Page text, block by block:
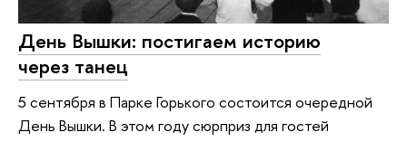
День Вышки: постигаем историю
через танец
5 сентября в Парке Горького состоится очередной
День Вышки. В этом году сюрприз для гостей